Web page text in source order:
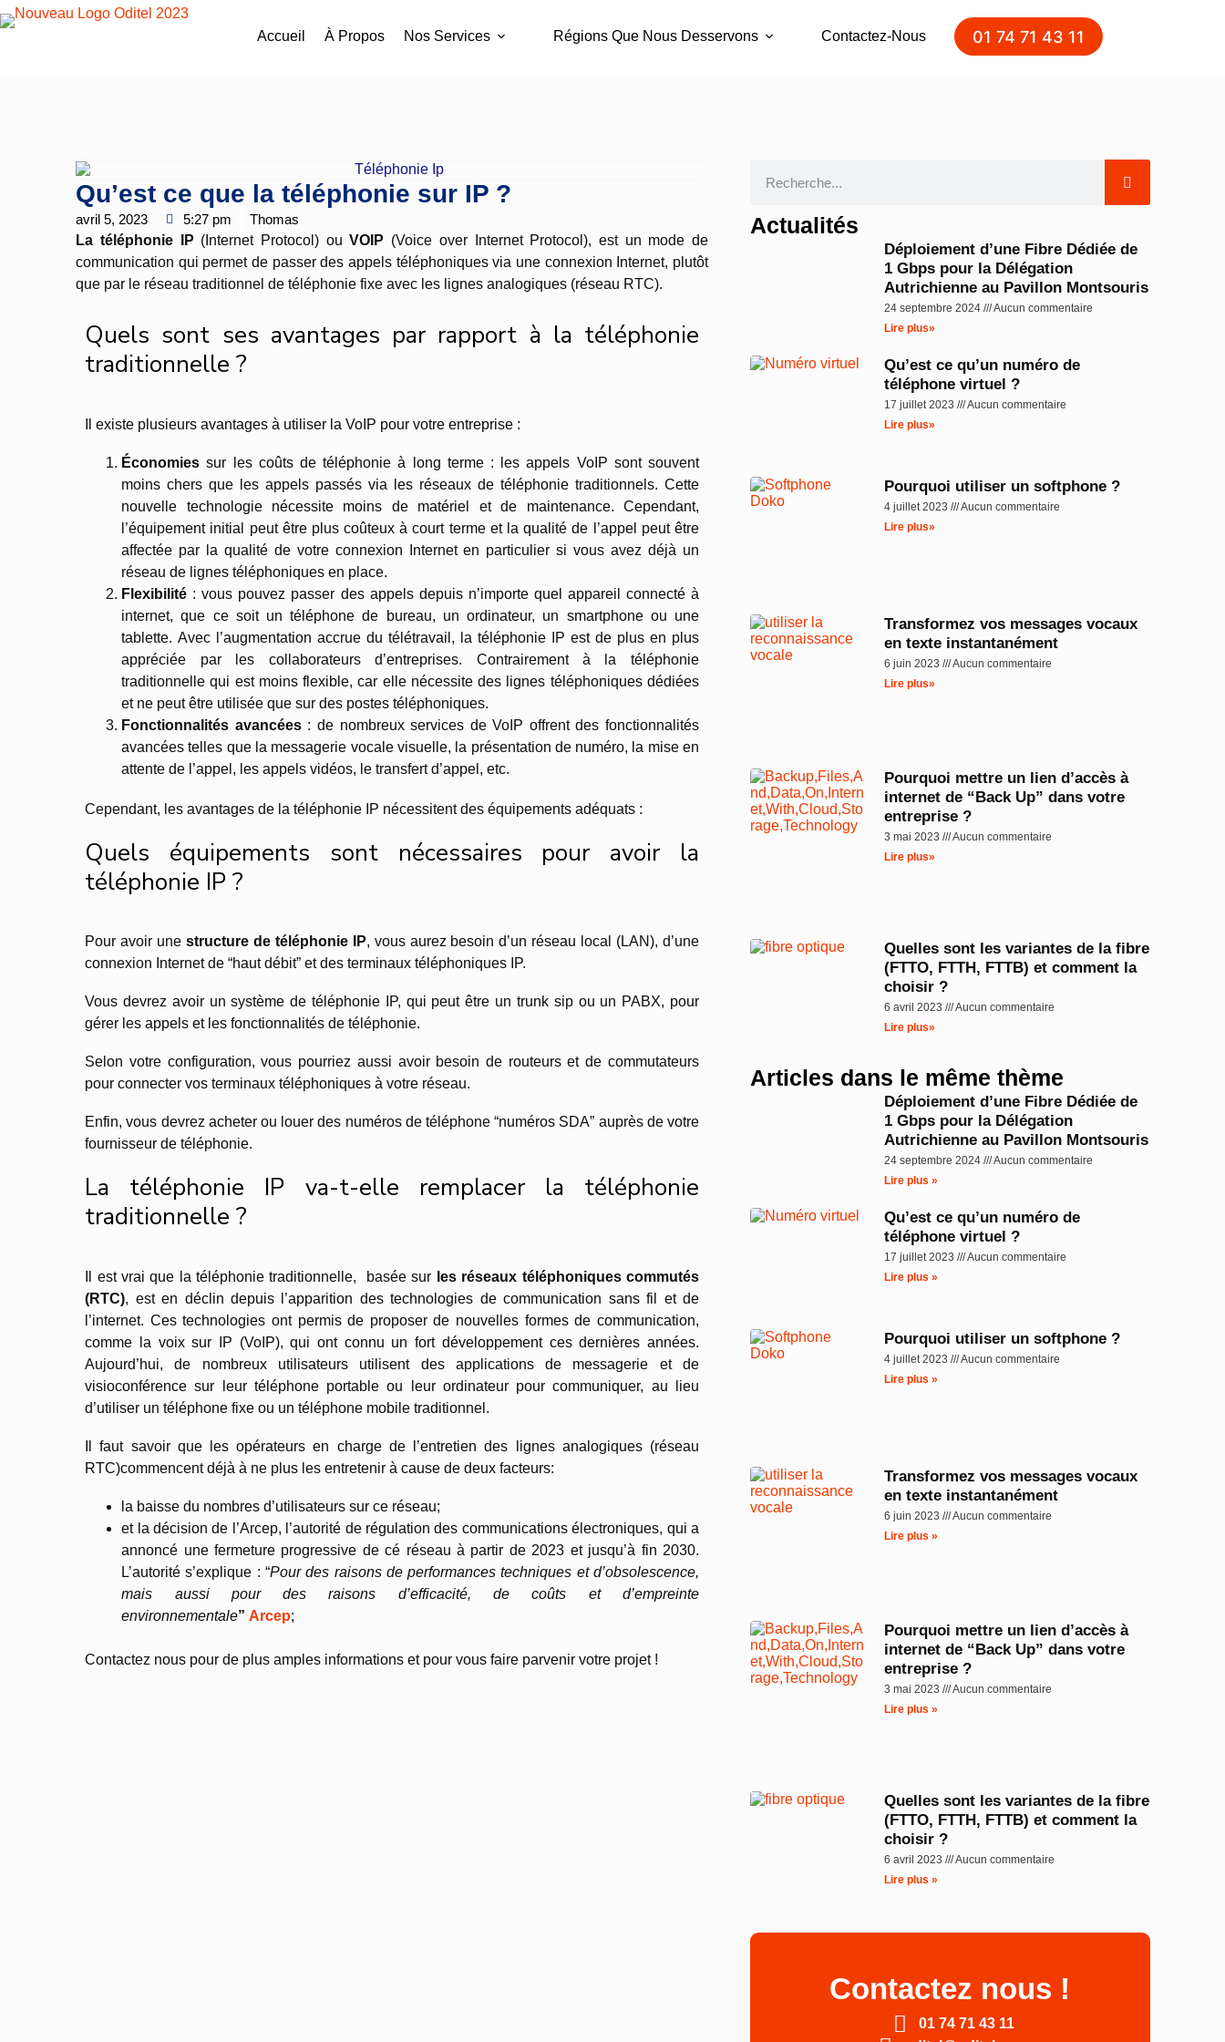
Accueil À Propos Nos Services Régions Que Nous Desservons Contactez-Nous 01 74 71 43 11
Qu’est ce que la téléphonie sur IP ?
avril 5, 2023 5:27 pm
Thomas
La téléphonie IP (Internet Protocol) ouVOIP (Voice over Internet Protocol), est un mode de
communication qui permet de passer des appels téléphoniques via une connexion Internet, plutôt
que par le réseau traditionnel de téléphonie fixe avec les lignes analogiques (réseau RTC).
Quels sont ses avantages par rapport à la téléphonie
traditionnelle ?
Il existe plusieurs avantages à utiliser la VoIP pour votre entreprise :
Économies sur les coûts de téléphonie à long terme : les appels VoIP sont souvent
moins chers que les appels passés via les réseaux de téléphonie traditionnels. Cette
nouvelle technologie nécessite moins de matériel et de maintenance. Cependant,
l’équipement initial peut être plus coûteux à court terme et la qualité de l’appel peut être
affectée par la qualité de votre connexion Internet en particulier si vous avez déjà un
réseau de lignes téléphoniques en place.
Flexibilité : vous pouvez passer des appels depuis n’importe quel appareil connecté à
internet, que ce soit un téléphone de bureau, un ordinateur, un smartphone ou une
tablette. Avec l’augmentation accrue du télétravail, la téléphonie IP est de plus en plus
appréciée par les collaborateurs d’entreprises. Contrairement à la téléphonie
traditionnelle qui est moins flexible, car elle nécessite des lignes téléphoniques dédiées
et ne peut être utilisée que sur des postes téléphoniques.
Fonctionnalités avancées : de nombreux services de VoIP offrent des fonctionnalités
avancées telles que la messagerie vocale visuelle, la présentation de numéro, la mise en
attente de l’appel, les appels vidéos, le transfert d’appel, etc.
Cependant, les avantages de la téléphonie IP nécessitent des équipements adéquats :
Quels équipements sont nécessaires pour avoir la
téléphonie IP ?
Pour avoir une structure de téléphonie IP, vous aurez besoin d’un réseau local (LAN), d’une
connexion Internet de “haut débit” et des terminaux téléphoniques IP.
Vous devrez avoir un système de téléphonie IP, qui peut être un trunk sip ou un PABX, pour
gérer les appels et les fonctionnalités de téléphonie.
Selon votre configuration, vous pourriez aussi avoir besoin de routeurs et de commutateurs
pour connecter vos terminaux téléphoniques à votre réseau.
Enfin, vous devrez acheter ou louer des numéros de téléphone “numéros SDA” auprès de votre
fournisseur de téléphonie.
La téléphonie IP va-t-elle remplacer la téléphonie
traditionnelle ?
Il est vrai que la téléphonie traditionnelle, basée sur les réseaux téléphoniques commutés
(RTC), est en déclin depuis l’apparition des technologies de communication sans fil et de
l’internet. Ces technologies ont permis de proposer de nouvelles formes de communication,
comme la voix sur IP (VoIP), qui ont connu un fort développement ces dernières années.
Aujourd’hui, de nombreux utilisateurs utilisent des applications de messagerie et de
visioconférence sur leur téléphone portable ou leur ordinateur pour communiquer, au lieu
d’utiliser un téléphone fixe ou un téléphone mobile traditionnel.
Il faut savoir que les opérateurs en charge de l’entretien des lignes analogiques (réseau
RTC)commencent déjà à ne plus les entretenir à cause de deux facteurs:
la baisse du nombres d’utilisateurs sur ce réseau;
et la décision de l’Arcep, l’autorité de régulation des communications électroniques, qui a
annoncé une fermeture progressive de cé réseau à partir de 2023 et jusqu’à fin 2030.
L’autorité s’explique : “Pour des raisons de performances techniques et d’obsolescence,
mais aussi pour des raisons d’efficacité, de coûts et d’empreinte
environnementale”Arcep;
Contactez nous pour de plus amples informations et pour vous faire parvenir votre projet !
Actualités
Déploiement d’une Fibre Dédiée de
1 Gbps pour la Délégation
Autrichienne au Pavillon Montsouris
24 septembre 2024
Aucun commentaire
Lire plus»
Qu’est ce qu’un numéro de
téléphone virtuel ?
17 juillet 2023
Aucun commentaire
Lire plus»
Pourquoi utiliser un softphone ?
4 juillet 2023
Aucun commentaire
Lire plus»
Transformez vos messages vocaux
en texte instantanément
6 juin 2023
Aucun commentaire
Lire plus»
Pourquoi mettre un lien d’accès à
internet de “Back Up” dans votre
entreprise ?
3 mai 2023
Aucun commentaire
Lire plus»
Quelles sont les variantes de la fibre
(FTTO, FTTH, FTTB) et comment la
choisir ?
6 avril 2023
Aucun commentaire
Lire plus»
Articles dans le même thème
Déploiement d’une Fibre Dédiée de
1 Gbps pour la Délégation
Autrichienne au Pavillon Montsouris
24 septembre 2024
Aucun commentaire
Lire plus »
Qu’est ce qu’un numéro de
téléphone virtuel ?
17 juillet 2023
Aucun commentaire
Lire plus »
Pourquoi utiliser un softphone ?
4 juillet 2023
Aucun commentaire
Lire plus »
Transformez vos messages vocaux
en texte instantanément
6 juin 2023
Aucun commentaire
Lire plus »
Pourquoi mettre un lien d’accès à
internet de “Back Up” dans votre
entreprise ?
3 mai 2023
Aucun commentaire
Lire plus »
Quelles sont les variantes de la fibre
(FTTO, FTTH, FTTB) et comment la
choisir ?
6 avril 2023
Aucun commentaire
Lire plus »
Contactez nous !
01 74 71 43 11